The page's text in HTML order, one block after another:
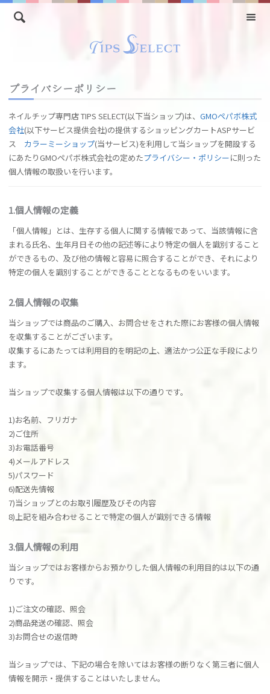
プライバシーポリシー
ネイルチップ専門店 TIPS SELECT(以下当ショップ)は、 GMOペパボ株式
会社(以下サービス提供会社)の提供するショッピングカートASPサービ
ス カラーミーショップ(当サービス)を利用して当ショップを開設する
にあたりGMOペパボ株式会社の定めたプライバシー・ポリシーに則った
個人情報の取扱いを行います。
1.個人情報の定義
「個人情報」とは、生存する個人に関する情報であって、当該情報に含
まれる氏名、生年月日その他の記述等により特定の個人を識別すること
ができるもの、及び他の情報と容易に照合することができ、それにより
特定の個人を識別することができることとなるものをいいます。
2.個人情報の収集
当ショップでは商品のご購入、お問合せをされた際にお客様の個人情報
を収集することがございます。
収集するにあたっては利用目的を明記の上、適法かつ公正な手段により
ます。
当ショップで収集する個人情報は以下の通りです。
1)お名前、フリガナ
2)ご住所
3)お電話番号
4)メールアドレス
5)パスワード
6)配送先情報
7)当ショップとのお取引履歴及びその内容
8)上記を組み合わせることで特定の個人が識別できる情報
3.個人情報の利用
当ショップではお客様からお預かりした個人情報の利用目的は以下の通
りです。
1)ご注文の確認、照会
2)商品発送の確認、照会
3)お問合せの返信時
当ショップでは、下記の場合を除いてはお客様の断りなく第三者に個人
情報を開示・提供することはいたしません。